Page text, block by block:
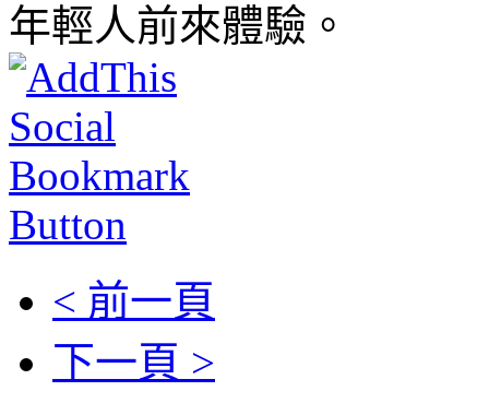
年輕人前來體驗。
< 前一頁
下一頁 >